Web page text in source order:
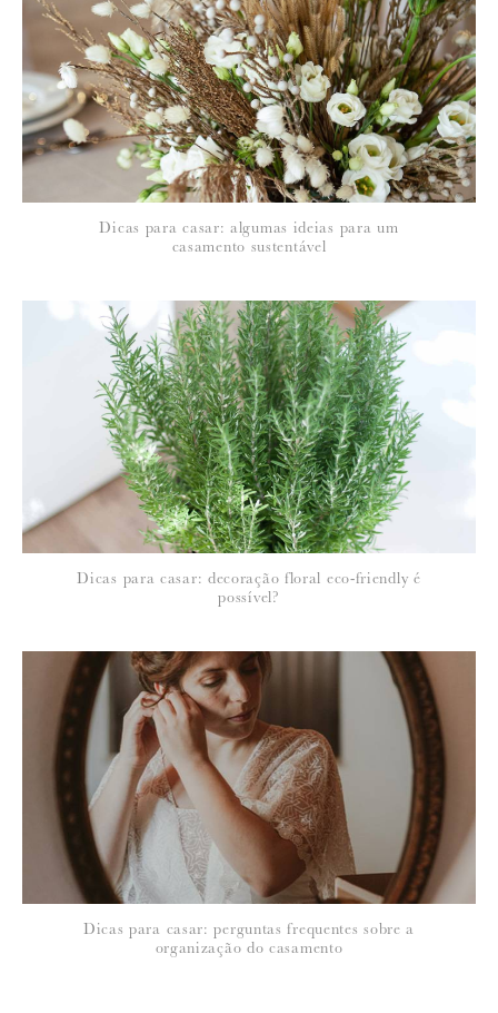
NOME*:
Para saber como tratamos e protegemos os seus dados, leia a nossa
política de privacidade
Dicas para casar: algumas ideias para um
casamento sustentável
Dicas para casar: decoração floral eco-friendly é
possível?
Dicas para casar: perguntas frequentes sobre a
organização do casamento